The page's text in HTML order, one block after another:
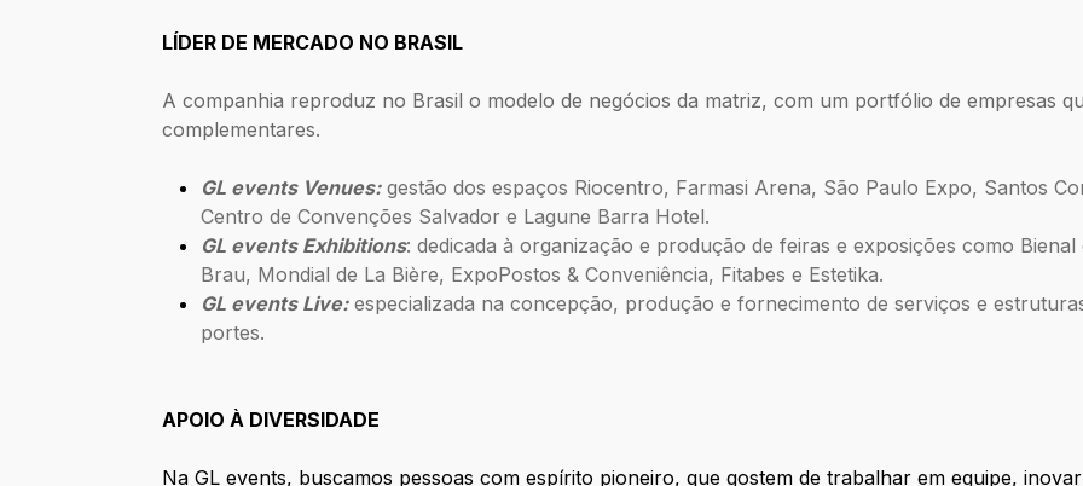
LÍDER DE MERCADO NO BRASIL
A companhia reproduz no Brasil o modelo de negócios da matriz, com um portfólio de empresas
complementares.
GL events Venues: gestão dos espaços Riocentro, Farmasi Arena, São Paulo Expo, Santos
Centro de Convenções Salvador e Lagune Barra Hotel.
GL events Exhibitions:dedicada à organização e produção de feiras e exposições como
Brau, Mondial de La Bière, ExpoPostos & Conveniência, Fitabes e Estetika.
GL events Live: especializada na concepção, produção e fornecimento de serviços e
portes.
APOIO À DIVERSIDADE
Na GL events, buscamos pessoas com espírito pioneiro, que gostem de trabalhar em equipe,